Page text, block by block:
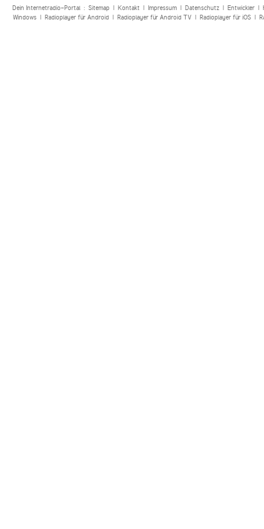
Dein Internetradio-Portal : Sitemap| Kontakt| Impressum| Datenschutz| Entwickler|
Windows| Radioplayer für Android| Radioplayer für Android TV| Radioplayer für iOS|